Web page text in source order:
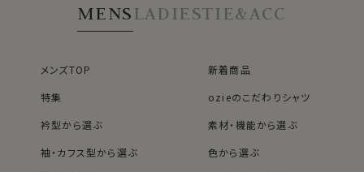
MENSLADIESTIE&ACC
メンズTOP
新着商品
特集
ozieのこだわりシャツ
衿型から選ぶ
素材・機能から選ぶ
袖・カフス型から選ぶ
色から選ぶ